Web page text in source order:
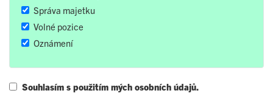
Správa majetku
Volné pozice
Oznámení
Souhlasím s použitím mých osobních údajů.